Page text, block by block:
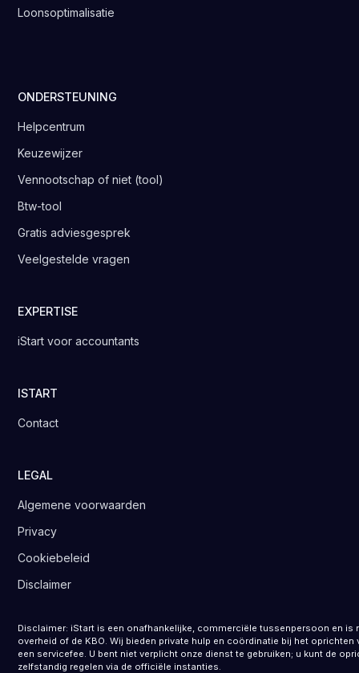
Loonsoptimalisatie
ONDERSTEUNING
Helpcentrum
Keuzewijzer
Vennootschap of niet (tool)
Btw-tool
Gratis adviesgesprek
Veelgestelde vragen
EXPERTISE
iStart voor accountants
ISTART
Contact
LEGAL
Algemene voorwaarden
Privacy
Cookiebeleid
Disclaimer
Disclaimer: iStart is een onafhankelijke, commerciële tussenpersoon en is
overheid of de KBO. Wij bieden private hulp en coördinatie bij het
een servicefee. U bent niet verplicht onze dienst te gebruiken; u kunt de
zelfstandig regelen via de officiële instanties.